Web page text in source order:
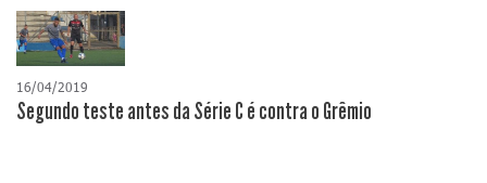
16/04/2019
Segundo teste antes da Série C é contra o Grêmio